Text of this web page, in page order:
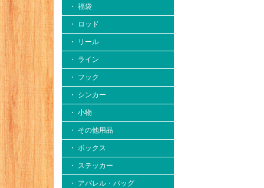
・ 福袋
・ ロッド
・ リール
・ ライン
・ フック
・ シンカー
・ 小物
・ その他用品
・ ボックス
・ ステッカー
・ アパレル・バッグ